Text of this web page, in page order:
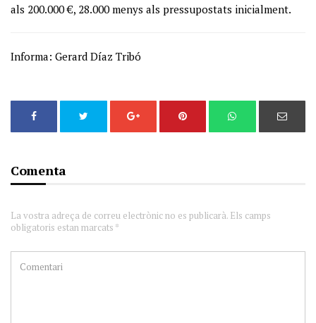
als 200.000 €, 28.000 menys als pressupostats inicialment.
Informa: Gerard Díaz Tribó
Comenta
La vostra adreça de correu electrònic no es publicarà. Els camps
obligatoris estan marcats *